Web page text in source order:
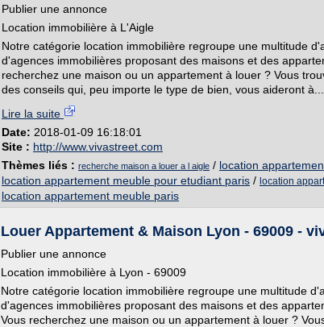
Publier une annonce
Location immobilière à L'Aigle
Notre catégorie location immobilière regroupe une multitude
d'agences immobilières proposant des maisons et des
recherchez une maison ou un appartement à louer ? Vous
des conseils qui, peu importe le type de bien, vous aideront à...
Lire la suite
Date: 2018-01-09 16:18:01
Site : http://www.vivastreet.com
Thèmes liés : recherche maison a louer a l aigle / location
location appartement meuble pour etudiant paris / location
location appartement meuble paris
Louer Appartement & Maison Lyon - 69009 -
Publier une annonce
Location immobilière à Lyon - 69009
Notre catégorie location immobilière regroupe une multitude
d'agences immobilières proposant des maisons et des
Vous recherchez une maison ou un appartement à louer ?